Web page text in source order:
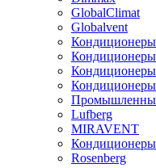
GlobalClimat
Globalvent
Lufberg
MIRAVENT
Кондиционеры
Rosenberg